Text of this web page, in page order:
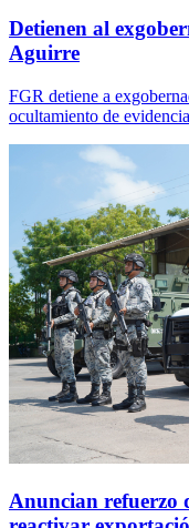
Detienen al
Aguirre
FGR detiene a
ocultamiento de
Anuncian refuerzo